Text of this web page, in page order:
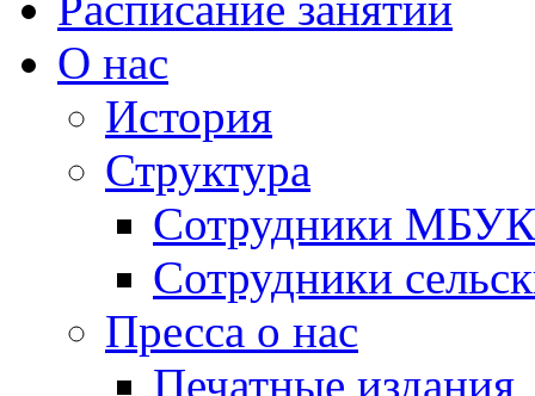
О нас
История
Структура
Сотрудники
Сотрудники
Пресса о нас
Печатные издания